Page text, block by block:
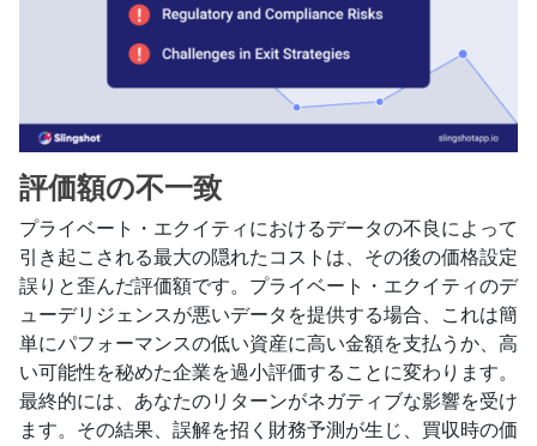
評価額の不一致
プライベート・エクイティにおけるデータの不良によって
引き起こされる最大の隠れたコストは、その後の価格設定
誤りと歪んだ評価額です。プライベート・エクイティのデ
ューデリジェンスが悪いデータを提供する場合、これは簡
単にパフォーマンスの低い資産に高い金額を支払うか、高
い可能性を秘めた企業を過小評価することに変わります。
最終的には、あなたのリターンがネガティブな影響を受け
ます。その結果、誤解を招く財務予測が生じ、買収時の価